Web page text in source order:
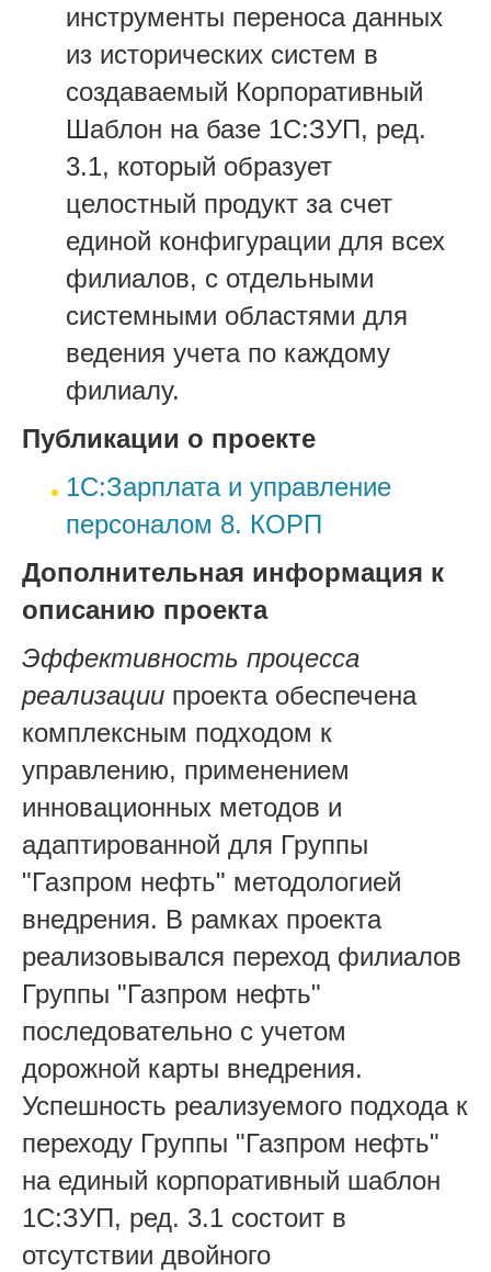
инструменты переноса данных
из исторических систем в
создаваемый Корпоративный
Шаблон на базе 1С:ЗУП, ред.
3.1, который образует
целостный продукт за счет
единой конфигурации для всех
филиалов, с отдельными
системными областями для
ведения учета по каждому
филиалу.
Публикации о проекте
1С:Зарплата и управление
персоналом 8. КОРП
Дополнительная информация к
описанию проекта
Эффективность процесса
реализации проекта обеспечена
комплексным подходом к
управлению, применением
инновационных методов и
адаптированной для Группы
"Газпром нефть" методологией
внедрения. В рамках проекта
реализовывался переход филиалов
Группы "Газпром нефть"
последовательно с учетом
дорожной карты внедрения.
Успешность реализуемого подхода к
переходу Группы "Газпром нефть"
на единый корпоративный шаблон
1С:ЗУП, ред. 3.1 состоит в
отсутствии двойного